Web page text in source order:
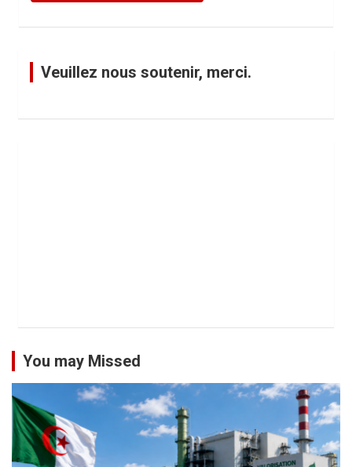
Veuillez nous soutenir, merci.
You may Missed